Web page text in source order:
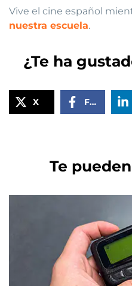
Vive el cine español
nuestra escuela.
¿Te ha
X Facebook
Te